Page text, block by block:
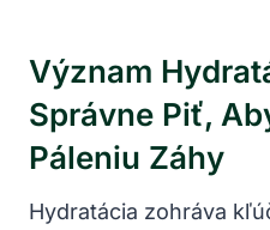
Význam
Správne Piť,
Páleniu Záhy
Hydratácia zohráva